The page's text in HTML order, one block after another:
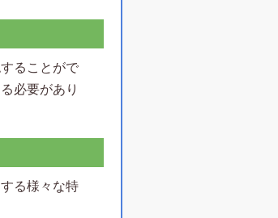
ることがで
必要があり
る様々な特